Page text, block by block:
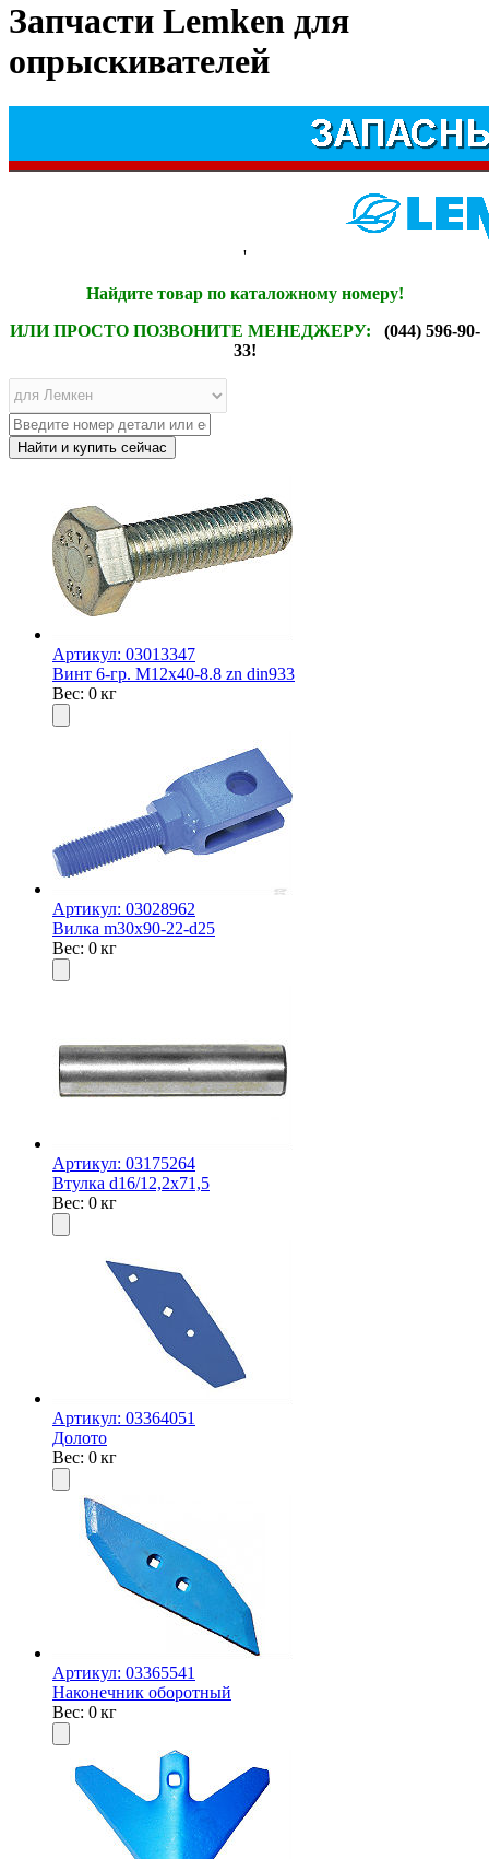
Запчасти Lemken для
опрыскивателей
'
Найдите товар по каталожному номеру!
ИЛИ ПРОСТО ПОЗВОНИТЕ МЕНЕДЖЕРУ: (044) 596-90-
33!
Артикул: 03013347
Винт 6-гр. M12x40-8.8 zn din933
Вес: 0 кг
Артикул: 03028962
Вилка m30x90-22-d25
Вес: 0 кг
Артикул: 03175264
Втулка d16/12,2x71,5
Вес: 0 кг
Артикул: 03364051
Долото
Вес: 0 кг
Артикул: 03365541
Hаконечник оборотный
Вес: 0 кг